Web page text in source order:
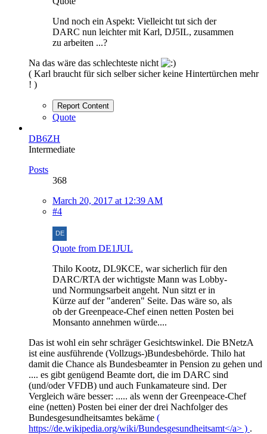
Und noch ein Aspekt: Vielleicht tut sich der
DARC nun leichter mit Karl, DJ5IL, zusammen
zu arbeiten ...?
Na das wäre das schlechteste nicht
( Karl braucht für sich selber sicher keine Hintertürchen mehr
! )
Report Content
Quote
DB6ZH
Intermediate
Posts
368
March 20, 2017 at 12:39 AM
#4
Quote from DE1JUL
Thilo Kootz, DL9KCE, war sicherlich für den
DARC/RTA der wichtigste Mann was Lobby-
und Normungsarbeit angeht. Nun sitzt er in
Kürze auf der "anderen" Seite. Das wäre so, als
ob der Greenpeace-Chef einen netten Posten bei
Monsanto annehmen würde....
Das ist wohl ein sehr schräger Gesichtswinkel. Die BNetzA
ist eine ausführende (Vollzugs-)Bundesbehörde. Thilo hat
damit die Chance als Bundesbeamter in Pension zu gehen und
.... es gibt genügend Beamte dort, die im DARC sind
(und/oder VFDB) und auch Funkamateure sind. Der
Vergleich wäre besser: ..... als wenn der Greenpeace-Chef
eine (netten) Posten bei einer der drei Nachfolger des
Bundesgesundheitsamtes bekäme (
https://de.wikipedia.org/wiki/Bundesgesundheitsamt</a> ) .